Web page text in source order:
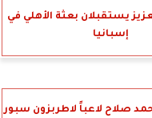
يستقبلان بعثة الأهلي في
إسبانيا
صلاح لاعباً لاطربزون سبور